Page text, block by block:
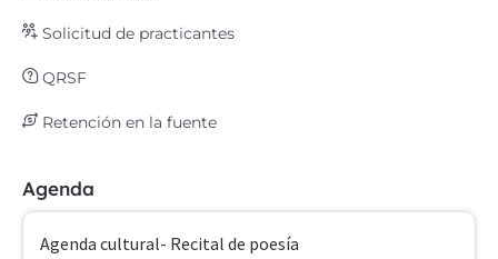
Solicitud de practicantes
QRSF
Retención en la fuente
Agenda
Agenda cultural- Recital de poesía